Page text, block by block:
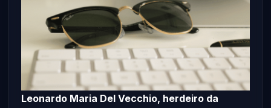
Leonardo Maria Del Vecchio, herdeiro da